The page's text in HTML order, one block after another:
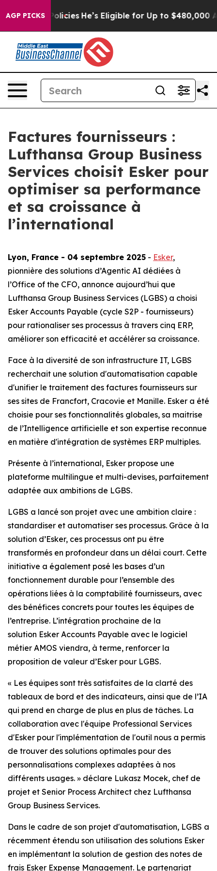
AGP PICKS
Saving Policies He’s Eligible for Up to $480,000
Factures fournisseurs :
Lufthansa Group Business
Services choisit Esker pour
optimiser sa performance
et sa croissance à
l’international
Lyon, France - 04 septembre 2025 - Esker,
pionnière des solutions d’Agentic AI dédiées à
l’Office of the CFO, annonce aujourd’hui que
Lufthansa Group Business Services (LGBS) a choisi
Esker Accounts Payable (cycle S2P - fournisseurs)
pour rationaliser ses processus à travers cinq ERP,
améliorer son efficacité et accélérer sa croissance.
Face à la diversité de son infrastructure IT, LGBS
recherchait une solution d'automatisation capable
d'unifier le traitement des factures fournisseurs sur
ses sites de Francfort, Cracovie et Manille. Esker a été
choisie pour ses fonctionnalités globales, sa maitrise
de l’Intelligence artificielle et son expertise reconnue
en matière d'intégration de systèmes ERP multiples.
Présente à l’international, Esker propose une
plateforme multilingue et multi-devises, parfaitement
adaptée aux ambitions de LGBS.
LGBS a lancé son projet avec une ambition claire :
standardiser et automatiser ses processus. Grâce à la
solution d’Esker, ces processus ont pu être
transformés en profondeur dans un délai court. Cette
initiative a également posé les bases d’un
fonctionnement durable pour l’ensemble des
opérations liées à la comptabilité fournisseurs, avec
des bénéfices concrets pour toutes les équipes de
l’entreprise. L’intégration prochaine de la
solution Esker Accounts Payable avec le logiciel
métier AMOS viendra, à terme, renforcer la
proposition de valeur d’Esker pour LGBS.
« Les équipes sont très satisfaites de la clarté des
tableaux de bord et des indicateurs, ainsi que de l’IA
qui prend en charge de plus en plus de tâches. La
collaboration avec l'équipe Professional Services
d'Esker pour l'implémentation de l'outil nous a permis
de trouver des solutions optimales pour des
personnalisations complexes adaptées à nos
différents usages. » déclare Lukasz Mocek, chef de
projet et Senior Process Architect chez Lufthansa
Group Business Services.
Dans le cadre de son projet d'automatisation, LGBS a
récemment étendu son utilisation des solutions Esker
en implémentant la solution de gestion des notes de
frais Esker Expense Management. Le partenariat